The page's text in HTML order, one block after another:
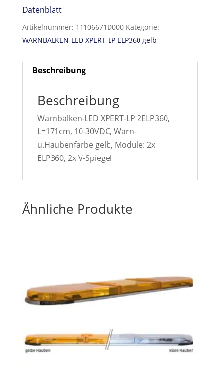
Datenblatt
Artikelnummer: 11106671D000 Kategorie:
WARNBALKEN-LED XPERT-LP ELP360 gelb
Beschreibung
Beschreibung
Warnbalken-LED XPERT-LP 2ELP360,
L=171cm, 10-30VDC, Warn-
u.Haubenfarbe gelb, Module: 2x
ELP360, 2x V-Spiegel
Ähnliche Produkte